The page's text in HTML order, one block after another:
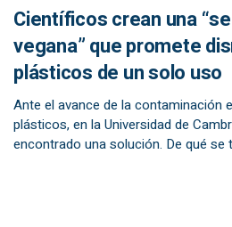
Científicos crean una
vegana” que promete
plásticos de un solo uso
Ante el avance de la contaminación
plásticos, en la Universidad de
encontrado una solución. De qué se